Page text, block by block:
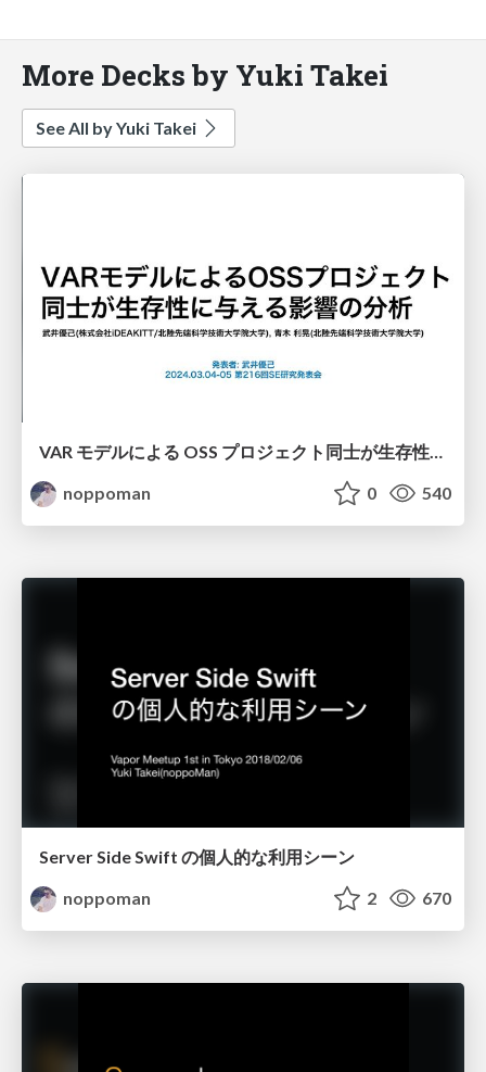
More Decks by Yuki Takei
See All by Yuki Takei
VAR モデルによる OSS プロジェクト同士が生存性に与える 影響の分析
noppoman
0 540
Server Side Swift の個人的な利用シーン
noppoman
2 670